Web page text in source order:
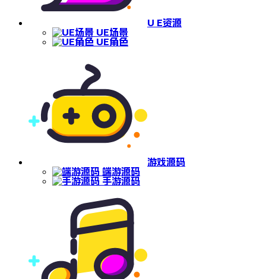
U E资源
UE场景
UE角色
游戏源码
端游源码
手游源码